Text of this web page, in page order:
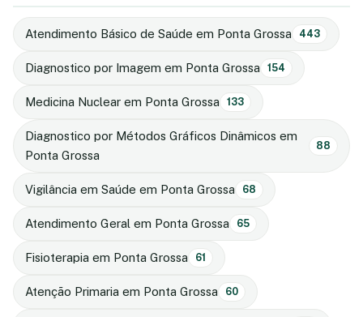
Atendimento Básico de Saúde em Ponta Grossa 443
Diagnostico por Imagem em Ponta Grossa 154
Medicina Nuclear em Ponta Grossa 133
Diagnostico por Métodos Gráficos Dinâmicos em
Ponta Grossa
88
Vigilância em Saúde em Ponta Grossa 68
Atendimento Geral em Ponta Grossa 65
Fisioterapia em Ponta Grossa 61
Atenção Primaria em Ponta Grossa 60